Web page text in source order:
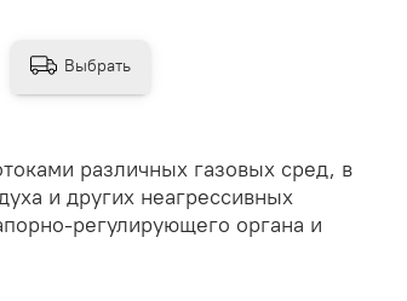
различных газовых сред, в
и других неагрессивных
регулирующего органа и
Выбрать